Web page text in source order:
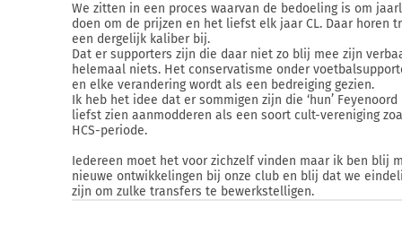
We zitten in een proces waarvan de bedoeling is om
doen om de prijzen en het liefst elk jaar CL. Daar horen
een dergelijk kaliber bij.
Dat er supporters zijn die daar niet zo blij mee zijn
helemaal niets. Het conservatisme onder
en elke verandering wordt als een bedreiging gezien.
Ik heb het idee dat er sommigen zijn die ‘hun’ Feyenoord
liefst zien aanmodderen als een soort cult-vereniging
HCS-periode.
Iedereen moet het voor zichzelf vinden maar ik ben blij
nieuwe ontwikkelingen bij onze club en blij dat we
zijn om zulke transfers te bewerkstelligen.